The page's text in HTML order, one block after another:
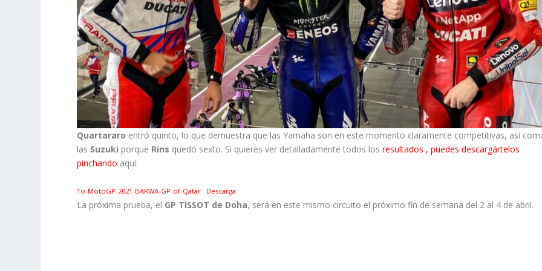
Quartararo entró quinto, lo que demuestra que las Yamaha son en este momento claramente competitivas, así
las Suzuki porque Rins quedó sexto. Si quieres ver detalladamente todos losresultados , puedes descargártelos
pinchando aquí.
1o-MotoGP-2021-BARWA-GP-of-Qatar Descarga
La próxima prueba, el GP TISSOT de Doha, será en este mismo circuito el próximo fin de semana del 2 al 4 de abril.